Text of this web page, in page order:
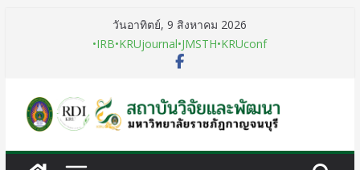
วันอาทิตย์, 9 สิงหาคม 2026
•IRB•KRUjournal•JMSTH•KRUconf